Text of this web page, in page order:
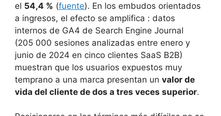
el 54,4 % (fuente). En los embudos orientados
a ingresos, el efecto se amplifica : datos
internos de GA4 de Search Engine Journal
(205 000 sesiones analizadas entre enero y
junio de 2024 en cinco clientes SaaS B2B)
muestran que los usuarios expuestos muy
temprano a una marca presentan un valor de
vida del cliente de dos a tres veces superior.